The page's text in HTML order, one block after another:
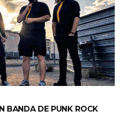
BANDA DE PUNK ROCK